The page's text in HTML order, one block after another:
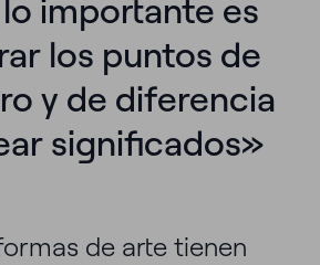
importante es
los puntos de
y de diferencia
significados»
de arte tienen